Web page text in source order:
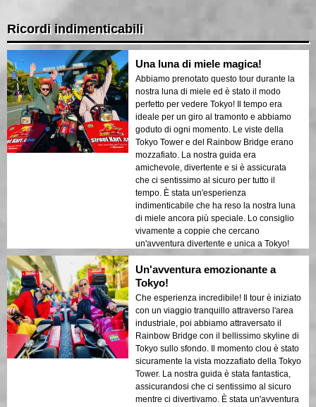
Ricordi indimenticabili
Una luna di miele magica!
Abbiamo prenotato questo tour durante la
nostra luna di miele ed è stato il modo
perfetto per vedere Tokyo! Il tempo era
ideale per un giro al tramonto e abbiamo
goduto di ogni momento. Le viste della
Tokyo Tower e del Rainbow Bridge erano
mozzafiato. La nostra guida era
amichevole, divertente e si è assicurata
che ci sentissimo al sicuro per tutto il
tempo. È stata un'esperienza
indimenticabile che ha reso la nostra luna
di miele ancora più speciale. Lo consiglio
vivamente a coppie che cercano
un'avventura divertente e unica a Tokyo!
Un'avventura emozionante a
Tokyo!
Che esperienza incredibile! Il tour è iniziato
con un viaggio tranquillo attraverso l'area
industriale, poi abbiamo attraversato il
Rainbow Bridge con il bellissimo skyline di
Tokyo sullo sfondo. Il momento clou è stato
sicuramente la vista mozzafiato della Tokyo
Tower. La nostra guida è stata fantastica,
assicurandosi che ci sentissimo al sicuro
mentre ci divertivamo. È stata un'avventura